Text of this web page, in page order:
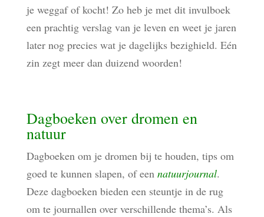
je weggaf of kocht! Zo heb je met dit invulboek
een prachtig verslag van je leven en weet je jaren
later nog precies wat je dagelijks bezighield. Eén
zin zegt meer dan duizend woorden!
Dagboeken over dromen en
natuur
Dagboeken om je dromen bij te houden, tips om
goed te kunnen slapen, of een natuurjournal.
Deze dagboeken bieden een steuntje in de rug
om te journallen over verschillende thema’s. Als